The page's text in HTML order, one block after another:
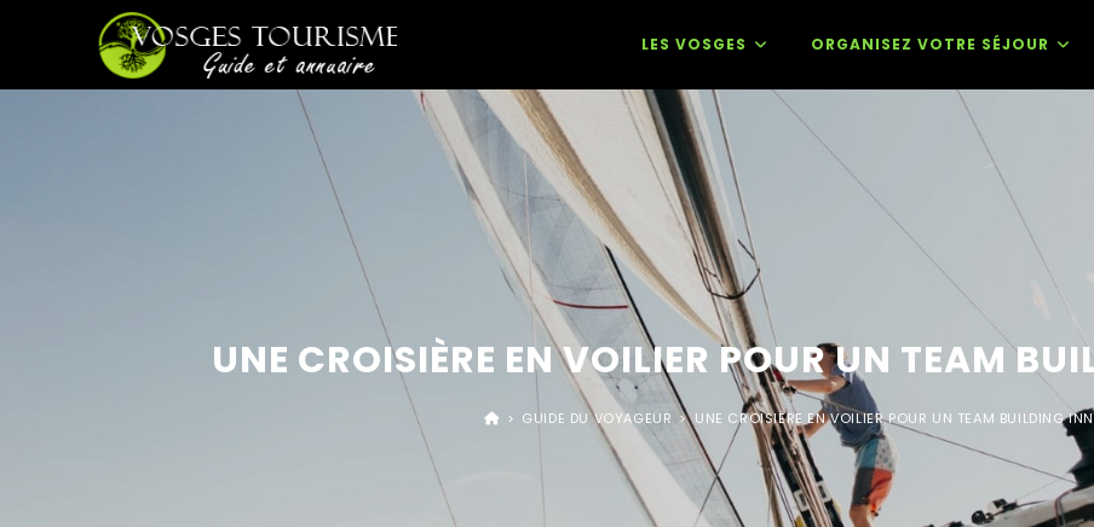
LES VOSGES ORGANISEZ VOTRE SÉJOUR
UNE CROISIÈRE EN VOILIER POUR UN TEAM
> GUIDE DU VOYAGEUR > UNE CROISIÈRE EN VOILIER POUR UN TEAM BUILDING